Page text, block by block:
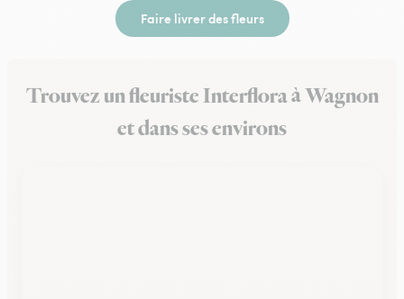
Faire livrer des fleurs
Trouvez un fleuriste Interflora à Wagnon
et dans ses environs